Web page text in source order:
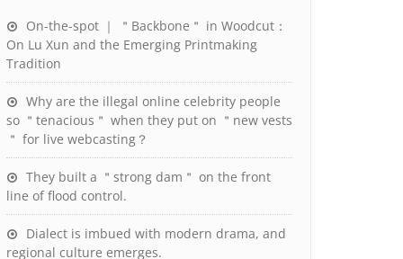
On-the-spot ｜ ＂Backbone＂ in Woodcut：
On Lu Xun and the Emerging Printmaking
Tradition
Why are the illegal online celebrity people
so ＂tenacious＂ when they put on ＂new vests
＂ for live webcasting？
They built a ＂strong dam＂ on the front
line of flood control.
Dialect is imbued with modern drama, and
regional culture emerges.